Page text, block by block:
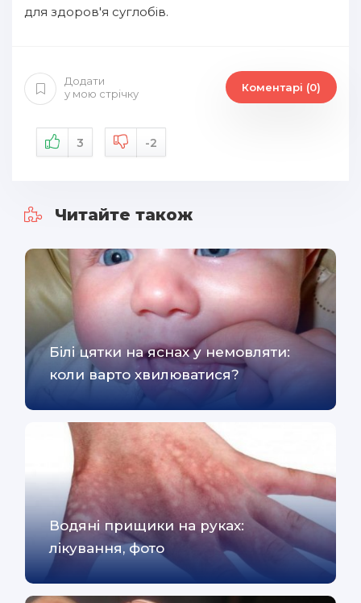
для здоров'я суглобів.
Додати
у мою стрічку
Коментарі (0)
3 -2
Читайте також
Білі цятки на яснах у немовляти:
коли варто хвилюватися?
Водяні прищики на руках:
лікування, фото